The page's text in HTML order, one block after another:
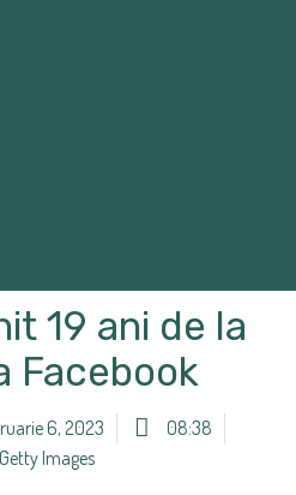
19 ani de la
Facebook
6, 2023
08:38
Getty Images